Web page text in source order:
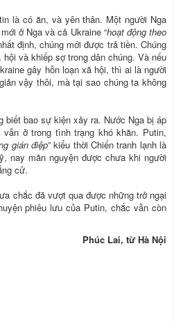
là có ăn, và yên thân. Một người Nga
ở Nga và cả Ukraine “hoạt động theo
định, chúng mới được trả tiền. Chúng
và khiếp sợ trong dân chúng. Và nếu
gây hỗn loạn xã hội, thì ai là người
vậy thôi, mà tại sao chúng ta không
biết bao sự kiện xảy ra. Nước Nga bị áp
ở trong tình trạng khó khăn. Putin,
gián điệp” kiểu thời Chiến tranh lạnh là
nay mãn nguyện được chưa khi người
cử.
chắc đã vượt qua được những trở ngại
phiêu lưu của Putin, chắc vẫn còn
Phúc Lai, từ Hà Nội